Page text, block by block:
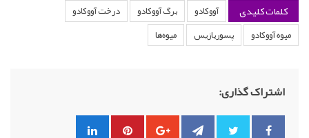
کلمات کلیدی آووکادو برگ آووکادو
درخت آووکادو
میوه آووکادو
پسوریازیس میوه‌ها
اشتراک گذاری: